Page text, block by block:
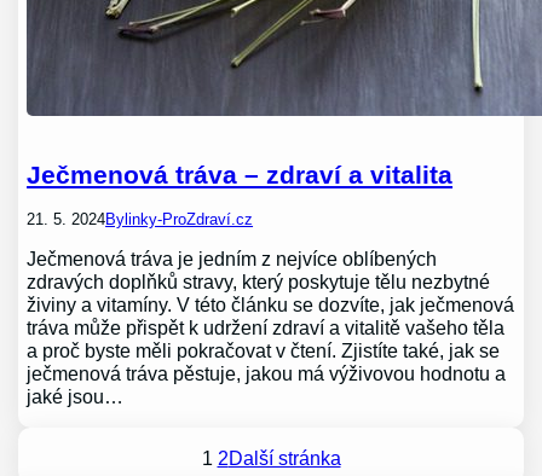
Ječmenová tráva – zdraví a vitalita
21. 5. 2024Bylinky-ProZdraví.cz
Ječmenová tráva je jedním z nejvíce oblíbených
zdravých doplňků stravy, který poskytuje tělu nezbytné
živiny a vitamíny. V této článku se dozvíte, jak ječmenová
tráva může přispět k udržení zdraví a vitalitě vašeho těla
a proč byste měli pokračovat v čtení. Zjistíte také, jak se
ječmenová tráva pěstuje, jakou má výživovou hodnotu a
jaké jsou…
1 2Další stránka